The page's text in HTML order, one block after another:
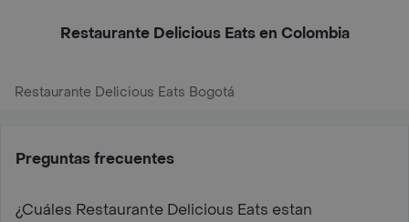
Restaurante Delicious Eats en Colombia
Restaurante Delicious Eats Bogotá
Preguntas frecuentes
¿Cuáles Restaurante Delicious Eats estan